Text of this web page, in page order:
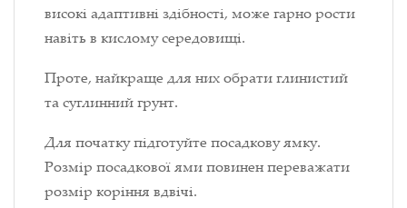
високі адаптивні здібності, може гарно рости
навіть в кислому середовищі.
Проте, найкраще для них обрати глинистий
та суглинний грунт.
Для початку підготуйте посадкову ямку.
Розмір посадкової ями повинен переважати
розмір коріння вдвічі.